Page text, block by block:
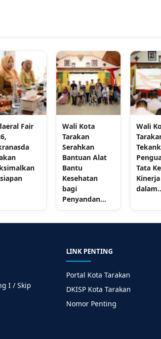
Fair
Wali Kota
Tarakan
Serahkan
Bantuan Alat
Bantu
Kesehatan
bagi
Penyandan...
Wali
Tata
I / Skip
LINK PENTING
Portal Kota Tarakan
DKISP Kota Tarakan
Nomor Penting